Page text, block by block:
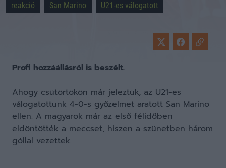
reakció
San Marino U21-es válogatott
Profi hozzáállásról is beszélt.
Ahogy csütörtökön már jeleztük, az U21-es
válogatottunk 4-0-s győzelmet aratott San Marino
ellen. A magyarok már az első félidőben
eldöntötték a meccset, hiszen a szünetben három
góllal vezettek.